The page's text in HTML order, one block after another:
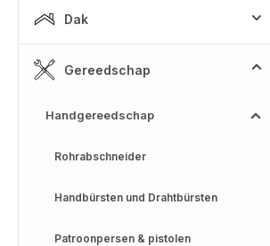
Dak
Gereedschap
Handgereedschap
Rohrabschneider
Handbürsten und Drahtbürsten
Patroonpersen & pistolen